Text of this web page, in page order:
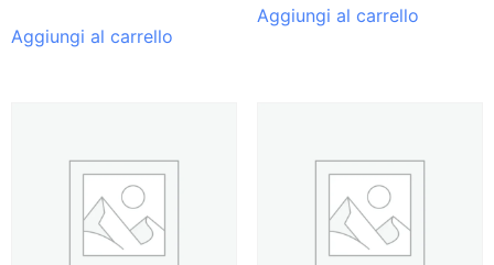
Aggiungi al carrello
Aggiungi al carrello